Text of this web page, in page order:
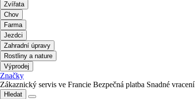
Zvířata
Chov
Farma
Jezdci
Zahradní úpravy
Rostliny a nature
Výprodej
Značky
Zákaznický servis ve Francie Bezpečná platba Snadné vracení
Hledat